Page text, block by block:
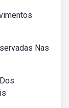
Nas